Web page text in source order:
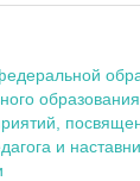
образования
и